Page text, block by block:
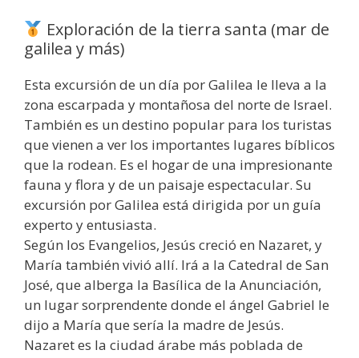
Exploración de la tierra santa (mar de
galilea y más)
Esta excursión de un día por Galilea le lleva a la
zona escarpada y montañosa del norte de Israel.
También es un destino popular para los turistas
que vienen a ver los importantes lugares bíblicos
que la rodean. Es el hogar de una impresionante
fauna y flora y de un paisaje espectacular. Su
excursión por Galilea está dirigida por un guía
experto y entusiasta.
Según los Evangelios, Jesús creció en Nazaret, y
María también vivió allí. Irá a la Catedral de San
José, que alberga la Basílica de la Anunciación,
un lugar sorprendente donde el ángel Gabriel le
dijo a María que sería la madre de Jesús.
Nazaret es la ciudad árabe más poblada de